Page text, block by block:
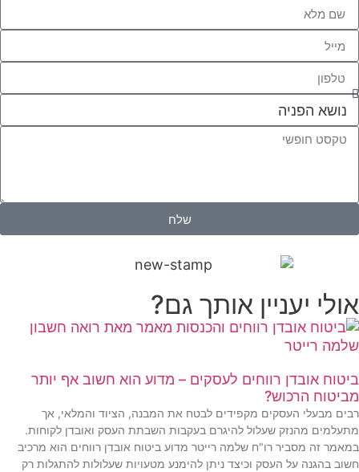
שלח
אולי יעניין אותך גם?
ביטוח אובדן רווחים לעסקים – מדוע הוא חשוב אף יותר
מביטוח הרכוש?
רבים מבעלי העסקים מקפידים לבטח את המבנה, הציוד והמלאי, אך
מתעלמים מהנזק שעלול להיגרם בעקבות השבתת העסק ואובדן לקוחות.
במאמר זה מסביר רו"ח שלמה רייטר מדוע ביטוח אובדן רווחים הוא מרכיב
חשוב בהגנה על העסק וכיצד ניתן להימנע מטעויות שעלולות להתגלות רק